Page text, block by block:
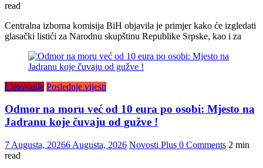
read
Centralna izborna komisija BiH objavila je primjer kako će izgledati
glasački listići za Narodnu skupštinu Republike Srpske, kao i za
Ljetovanje Poslednje vijesti
Odmor na moru već od 10 eura po osobi: Mjesto na
Jadranu koje čuvaju od gužve !
7 Augusta, 20266 Augusta, 2026 Novosti Plus 0 Comments 2 min
read